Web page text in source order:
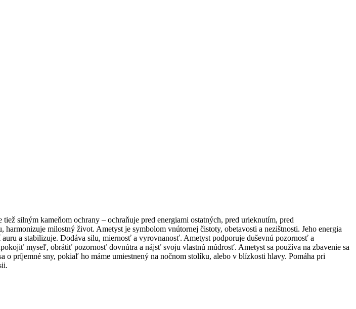
silným kameňom ochrany – ochraňuje pred energiami ostatných, pred urieknutím, pred
milostný život. Ametyst je symbolom vnútornej čistoty, obetavosti a nezištnosti. Jeho energia
a stabilizuje. Dodáva silu, miernosť a vyrovnanosť. Ametyst podporuje duševnú pozornosť a
myseľ, obrátiť pozornosť dovnútra a nájsť svoju vlastnú múdrosť. Ametyst sa používa na zbavenie sa
príjemné sny, pokiaľ ho máme umiestnený na nočnom stolíku, alebo v blízkosti hlavy. Pomáha pri